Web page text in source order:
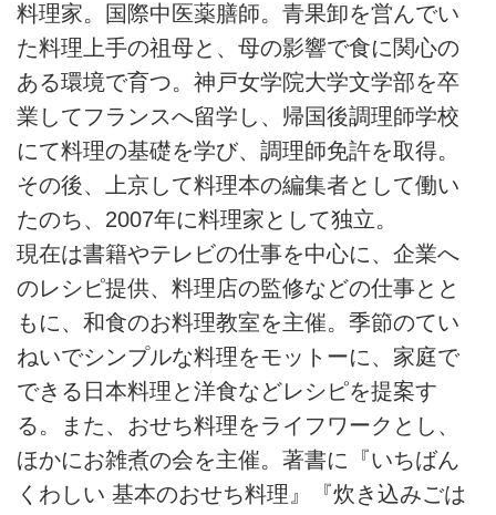
料理家。国際中医薬膳師。青果卸を営んでい
た料理上手の祖母と、母の影響で食に関心の
ある環境で育つ。神戸女学院大学文学部を卒
業してフランスへ留学し、帰国後調理師学校
にて料理の基礎を学び、調理師免許を取得。
その後、上京して料理本の編集者として働い
たのち、2007年に料理家として独立。
現在は書籍やテレビの仕事を中心に、企業へ
のレシピ提供、料理店の監修などの仕事とと
もに、和食のお料理教室を主催。季節のてい
ねいでシンプルな料理をモットーに、家庭で
できる日本料理と洋食などレシピを提案す
る。また、おせち料理をライフワークとし、
ほかにお雑煮の会を主催。著書に『いちばん
くわしい 基本のおせち料理』『炊き込みごは